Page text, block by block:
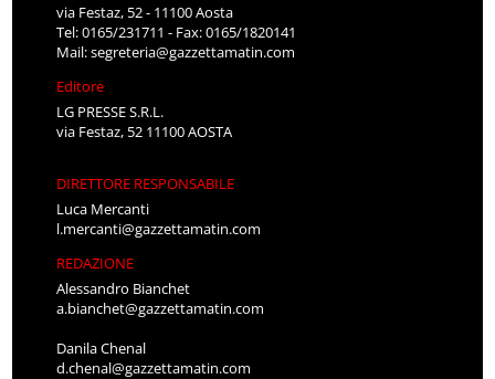
via Festaz, 52 - 11100 Aosta
Tel: 0165/231711 - Fax: 0165/1820141
Mail:segreteria@gazzettamatin.com
Editore
LG PRESSE S.R.L.
via Festaz, 52 11100 AOSTA
DIRETTORE RESPONSABILE
Luca Mercanti
l.mercanti@gazzettamatin.com
REDAZIONE
Alessandro Bianchet
a.bianchet@gazzettamatin.com
Danila Chenal
d.chenal@gazzettamatin.com